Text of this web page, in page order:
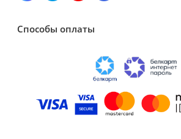
Способы оплаты